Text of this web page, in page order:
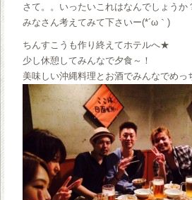
さて。。いったいこれはなんでしょうか
みなさん考えてみて下さいー(*´ω｀)
ちんすこうも作り終えてホテルへ★
少し休憩してみんなで夕食～！
美味しい沖縄料理とお酒でみんなでめっ